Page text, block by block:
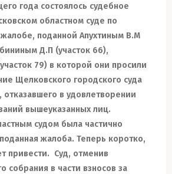
года состоялось судебное
областном суде по
поданной Апухтиным В.М
Д.П (участок 66),
79) в которой они просили
Щелковского городского суда
отказавшего в удовлетворении
вышеуказанных лиц.
судом была частично
жалоба. Теперь коротко,
привести. Суд, отменив
собрания в части взносов за